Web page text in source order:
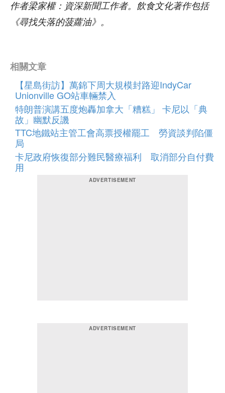
作者梁家權：資深新聞工作者。飲食文化著作包括
《尋找失落的菠蘿油》。
相關文章
【星島街訪】萬錦下周大規模封路迎IndyCar
Unionville GO站車輛禁入
特朗普演講五度炮轟加拿大「糟糕」 卡尼以「典
故」幽默反譏
TTC地鐵站主管工會高票授權罷工 勞資談判陷僵
局
卡尼政府恢復部分難民醫療福利 取消部分自付費
用